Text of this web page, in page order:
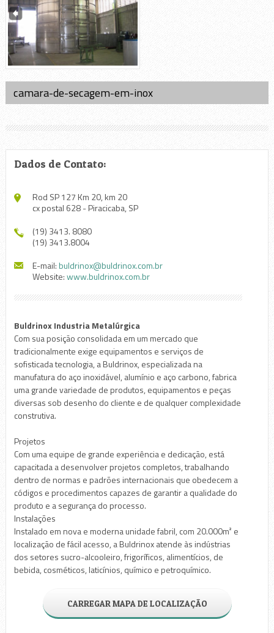
camara-de-secagem-em-inox
Dados de Contato:
Rod SP 127 Km 20, km 20
cx postal 628 - Piracicaba, SP
(19) 3413. 8080
(19) 3413.8004
E-mail:buldrinox@buldrinox.com.br
Website:www.buldrinox.com.br
Buldrinox Industria Metalúrgica
Com sua posição consolidada em um mercado que
tradicionalmente exige equipamentos e serviços de
sofisticada tecnologia, a Buldrinox, especializada na
manufatura do aço inoxidável, alumínio e aço carbono, fabrica
uma grande variedade de produtos, equipamentos e peças
diversas sob desenho do cliente e de qualquer complexidade
construtiva.
Projetos
Com uma equipe de grande experiência e dedicação, está
capacitada a desenvolver projetos completos, trabalhando
dentro de normas e padrões internacionais que obedecem a
códigos e procedimentos capazes de garantir a qualidade do
produto e a segurança do processo.
Instalações
Instalado em nova e moderna unidade fabril, com 20.000m² e
localização de fácil acesso, a Buldrinox atende às indústrias
dos setores sucro-alcooleiro, frigoríficos, alimentícios, de
bebida, cosméticos, laticínios, químico e petroquímico.
CARREGAR MAPA DE LOCALIZAÇÃO